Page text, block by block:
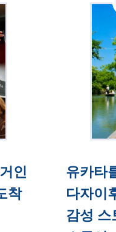
인
착
유카타
다자이
감성 스